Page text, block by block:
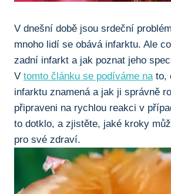
V dnešní době jsou srdeční
mnoho lidí se obává infarktu. Ale
zadní infarkt a jak poznat jeho
V tomto článku se podíváme na to,
infarktu znamená a jak ji správně
připraveni na rychlou reakci v
to dotklo, a zjistěte, jaké kroky
pro své zdraví.